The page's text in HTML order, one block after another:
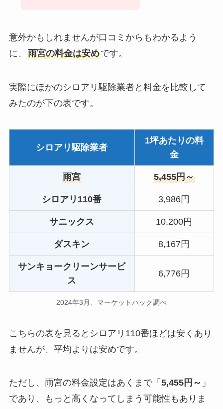
意外かもしれませんが口コミからもわかるよう
に、 雨宮の料金は安めです。
実際にほかのシロアリ駆除業者と料金を比較して
みたのが下の表です。
シロアリ駆除業者
1坪あたりの料
金
雨宮 5,455円～
シロアリ110番 3,986円
サニックス 10,200円
ダスキン 8,167円
サンキョークリーンサービ
ス
6,776円
2024年3月、マーケットハック調べ
こちらの表を見るとシロアリ110番ほどは安くあり
ませんが、平均よりは安めです。
ただし、雨宮の料金設定はあくまで「 5,455円～ 」
であり、もっと高くなってしまう可能性もありま